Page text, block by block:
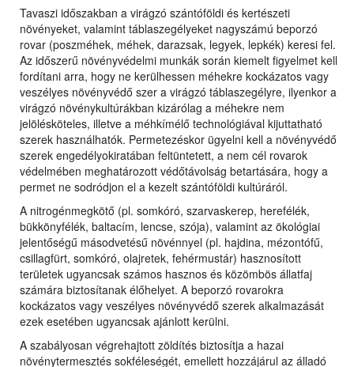
Tavaszi időszakban a virágzó szántóföldi és kertészeti
növényeket, valamint táblaszegélyeket nagyszámú beporzó
rovar (poszméhek, méhek, darazsak, legyek, lepkék) keresi fel.
Az időszerű növényvédelmi munkák során kiemelt figyelmet kell
fordítani arra, hogy ne kerülhessen méhekre kockázatos vagy
veszélyes növényvédő szer a virágzó táblaszegélyre, ilyenkor a
virágzó növénykultúrákban kizárólag a méhekre nem
jelölésköteles, illetve a méhkímélő technológiával kijuttatható
szerek használhatók. Permetezéskor ügyelni kell a növényvédő
szerek engedélyokiratában feltüntetett, a nem cél rovarok
védelmében meghatározott védőtávolság betartására, hogy a
permet ne sodródjon el a kezelt szántóföldi kultúráról.
A nitrogénmegkötő (pl. somkóró, szarvaskerep, herefélék,
bükkönyfélék, baltacím, lencse, szója), valamint az ökológiai
jelentőségű másodvetésű növénnyel (pl. hajdina, mézontófű,
csillagfürt, somkóró, olajretek, fehérmustár) hasznosított
területek ugyancsak számos hasznos és közömbös állatfaj
számára biztosítanak élőhelyet. A beporzó rovarokra
kockázatos vagy veszélyes növényvédő szerek alkalmazását
ezek esetében ugyancsak ajánlott kerülni.
A szabályosan végrehajtott zöldítés biztosítja a hazai
növénytermesztés sokféleségét, emellett hozzájárul az álladó